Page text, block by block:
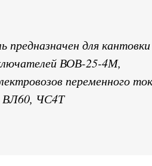
предназначен для кантовки
ВОВ-25-4М,
переменного
ВЛ60, ЧС4Т